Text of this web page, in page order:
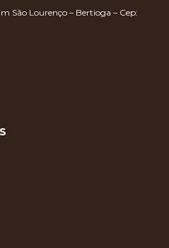
São Lourenço – Bertioga – Cep: